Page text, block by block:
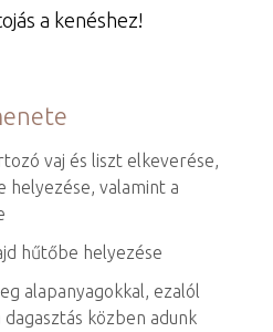
a kenéshez!
vaj és liszt elkeverése,
helyezése, valamint a
hűtőbe helyezése
alapanyagokkal, ezalól
közben adunk